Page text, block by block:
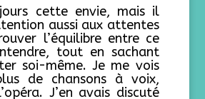
cette envie, mais il
aussi aux attentes
l’équilibre entre ce
tout en sachant
soi-même. Je me vois
de chansons à voix,
J’en avais discuté